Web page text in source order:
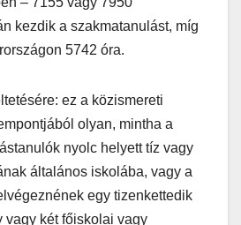
kezdik a szakmatanulást, míg
5742 óra.
ez a közismereti
olyan, mintha a
nyolc helyett tíz vagy
általános iskolába, vagy a
egy tizenkettedik
vagy két főiskolai vagy